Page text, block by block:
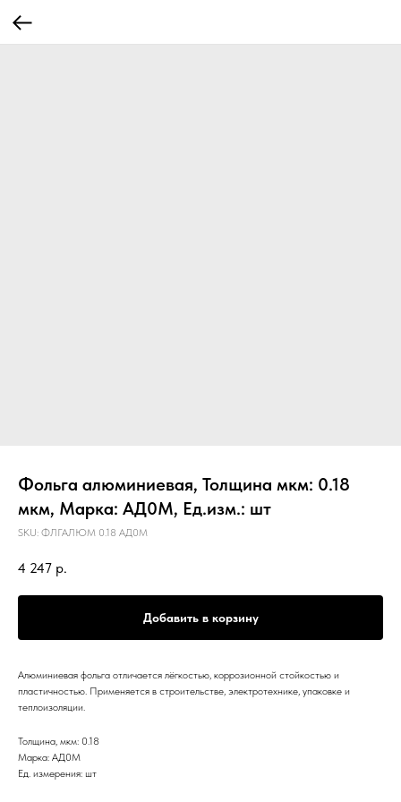
Фольга алюминиевая, Толщина мкм: 0.18
мкм, Марка: АД0М, Ед.изм.: шт
SKU: ФЛГАЛЮМ 0.18 АД0М
4 247 р.
Добавить в корзину
Алюминиевая фольга отличается лёгкостью, коррозионной стойкостью и
пластичностью. Применяется в строительстве, электротехнике, упаковке и
теплоизоляции.
Толщина, мкм: 0.18
Марка: АД0М
Ед. измерения: шт